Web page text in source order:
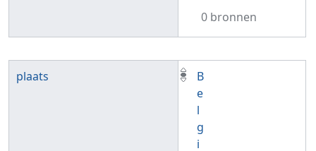
0 bronnen
plaats
B
e
l
g
i